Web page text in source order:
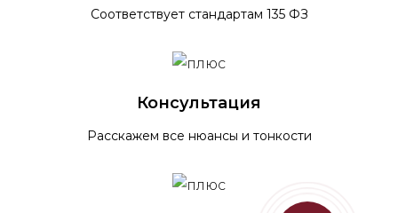
Соответствует стандартам 135 ФЗ
Консультация
Расскажем все нюансы и тонкости